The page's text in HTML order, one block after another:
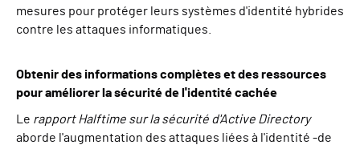
mesures pour protéger leurs systèmes d'identité hybrides
contre les attaques informatiques.
Obtenir des informations complètes et des ressources
pour améliorer la sécurité de l'identité cachée
Le rapport Halftime sur la sécurité d'Active Directory
aborde l'augmentation des attaques liées à l'identité -de